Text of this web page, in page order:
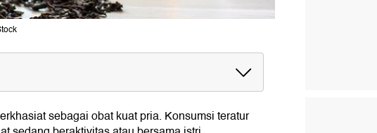
sebagai obat kuat pria. Konsumsi teratur